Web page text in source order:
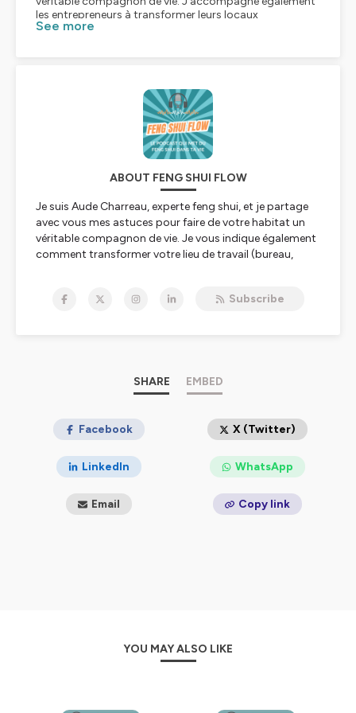
See more
ABOUT FENG SHUI FLOW
Je suis Aude Charreau, experte feng shui, et je partage
avec vous mes astuces pour faire de votre habitat un
véritable compagnon de vie. Je vous indique également
comment transformer votre lieu de travail (bureau,
chaque opportunité, grâce à des principes feng shui
simples appliqués à votre maison et à votre bureau.
⭐️ Suis le Feng Shui Flow, le podcast qui met du Feng
--------------
https://fengshui-expert.fr/
Subscribe
SHARE EMBED
Facebook X (Twitter)
LinkedIn WhatsApp
Email Copy link
YOU MAY ALSO LIKE